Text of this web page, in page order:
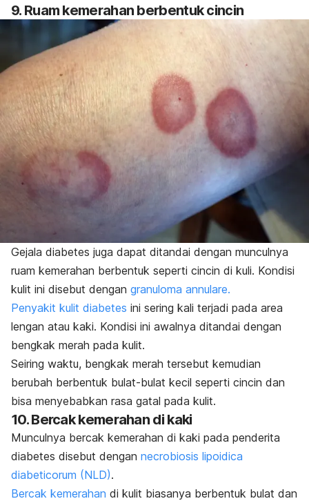
9. Ruam kemerahan berbentuk cincin
Gejala diabetes juga dapat ditandai dengan munculnya
ruam kemerahan berbentuk seperti cincin di kuli. Kondisi
kulit ini disebut dengan granuloma annulare.
Penyakit kulit diabetes ini sering kali terjadi pada area
lengan atau kaki. Kondisi ini awalnya ditandai dengan
bengkak merah pada kulit.
Seiring waktu, bengkak merah tersebut kemudian
berubah berbentuk bulat-bulat kecil seperti cincin dan
bisa menyebabkan rasa gatal pada kulit.
10. Bercak kemerahan di kaki
Munculnya bercak kemerahan di kaki pada penderita
diabetes disebut dengan necrobiosis lipoidica
diabeticorum (NLD).
Bercak kemerahan di kulit biasanya berbentuk bulat dan